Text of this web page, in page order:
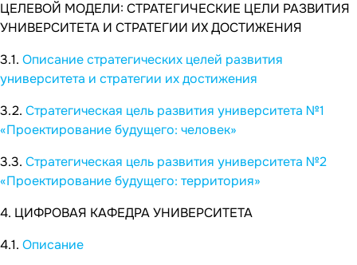
ЦЕЛЕВОЙ МОДЕЛИ: СТРАТЕГИЧЕСКИЕ ЦЕЛИ РАЗВИТИЯ
УНИВЕРСИТЕТА И СТРАТЕГИИ ИХ ДОСТИЖЕНИЯ
3.1. Описание стратегических целей развития
университета и стратегии их достижения
3.2. Стратегическая цель развития университета №1
«Проектирование будущего: человек»
3.3. Стратегическая цель развития университета №2
«Проектирование будущего: территория»
4. ЦИФРОВАЯ КАФЕДРА УНИВЕРСИТЕТА
4.1. Описание